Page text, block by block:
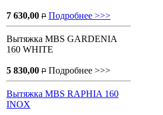
7 630,00 P Подробнее >>>
Вытяжка MBS GARDENIA
160 WHITE
5 830,00 P Подробнее >>>
Вытяжка MBS RAPHIA 160
INOX